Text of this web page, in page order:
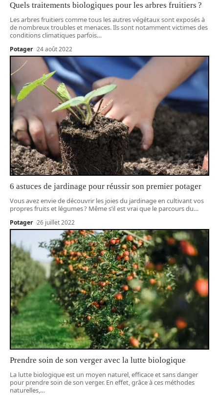
Quels traitements biologiques pour les arbres fruitiers ?
Les arbres fruitiers comme tous les autres végétaux sont exposés à
de nombreux troubles et menaces. Ils sont notamment victimes des
conditions climatiques parfois…
Potager 24 août 2022
6 astuces de jardinage pour réussir son premier potager
Vous avez envie de découvrir les joies du jardinage en cultivant vos
propres fruits et légumes ? Même s’il est vrai que le parcours du…
Potager 26 juillet 2022
Prendre soin de son verger avec la lutte biologique
La lutte biologique est un moyen naturel, efficace et sans danger
pour prendre soin de son verger. En effet, grâce à ces méthodes
naturelles,…